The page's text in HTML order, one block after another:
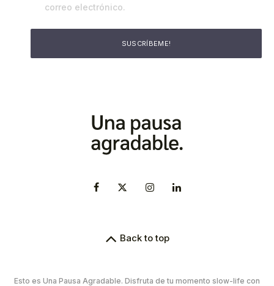
correo electrónico.
Back to top
Esto es Una Pausa Agradable. Disfruta de tu momento slow-life con